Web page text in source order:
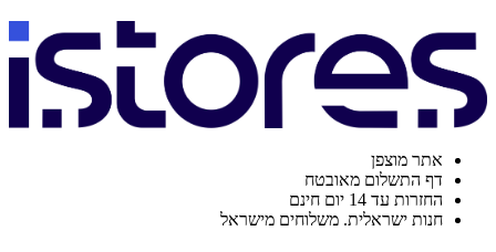
אתר מוצפן
דף התשלום מאובטח
החזרות עד 14 יום חינם
חנות ישראלית. משלוחים מישראל